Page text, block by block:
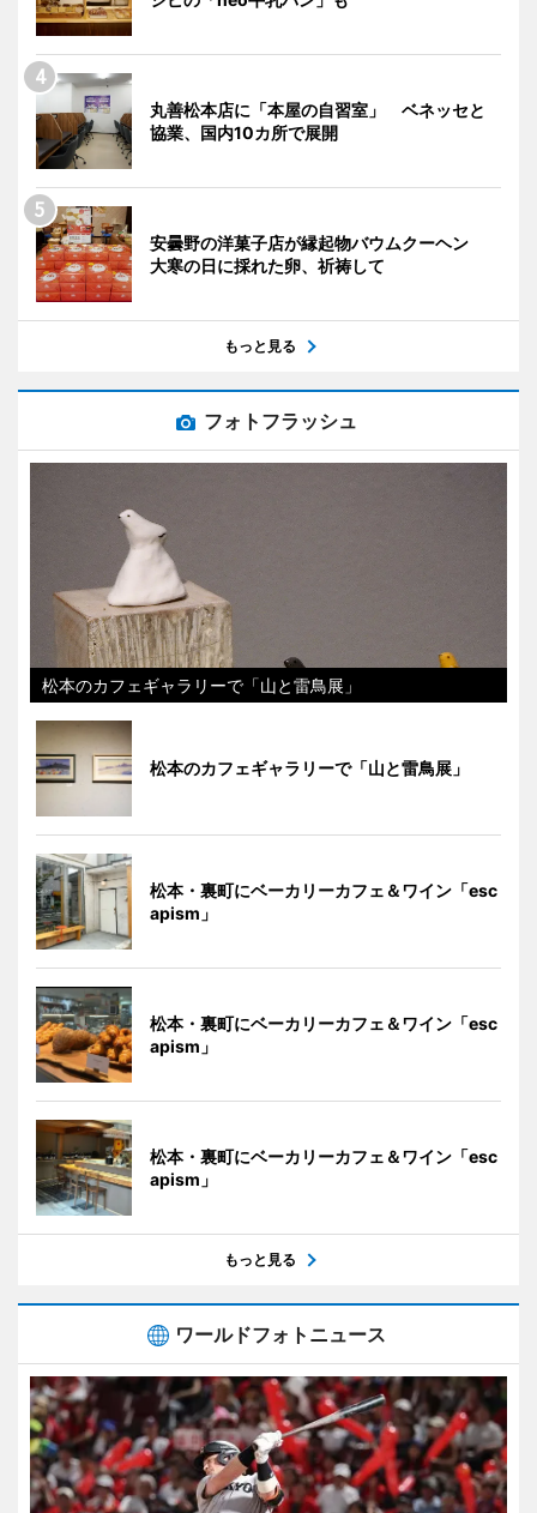
丸善松本店に「本屋の自習室」 ベネッセと
協業、国内10カ所で展開
安曇野の洋菓子店が縁起物バウムクーヘン
大寒の日に採れた卵、祈祷して
もっと見る
フォトフラッシュ
松本のカフェギャラリーで「山と雷鳥展」
松本のカフェギャラリーで「山と雷鳥展」
松本・裏町にベーカリーカフェ＆ワイン「esc
apism」
松本・裏町にベーカリーカフェ＆ワイン「esc
apism」
松本・裏町にベーカリーカフェ＆ワイン「esc
apism」
もっと見る
ワールドフォトニュース